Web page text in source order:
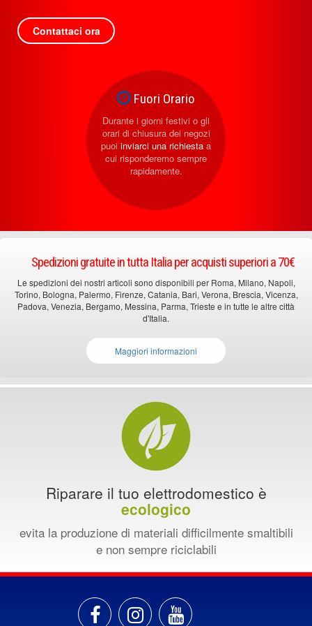
Contattaci ora
Fuori Orario
Durante i giorni festivi o gli
orari di chiusura dei negozi
puoi inviarci una richiesta a
cui risponderemo sempre
rapidamente.
Spedizioni gratuite in tutta Italia per acquisti superiori a 70€
Le spedizioni dei nostri articoli sono disponibili per Roma, Milano, Napoli,
Torino, Bologna, Palermo, Firenze, Catania, Bari, Verona, Brescia, Vicenza,
Padova, Venezia, Bergamo, Messina, Parma, Trieste e in tutte le altre città
d'Italia.
Maggiori informazioni
Riparare il tuo elettrodomestico è
ecologico
evita la produzione di materiali difficilmente smaltibili
e non sempre riciclabili